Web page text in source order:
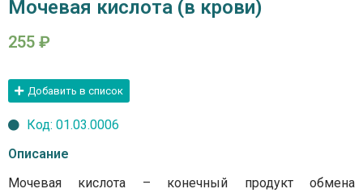
Мочевая кислота (в крови)
255 ₽
Добавить в список
Код: 01.03.0006
Описание
Мочевая кислота – конечный продукт обмена